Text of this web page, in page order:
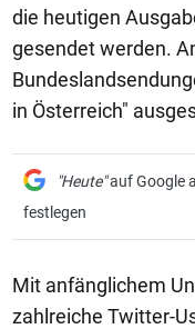
die heutigen
gesendet werden.
in Österreich"
"Heute"auf Google
festlegen
Mit anfänglichem
zahlreiche Twitter-